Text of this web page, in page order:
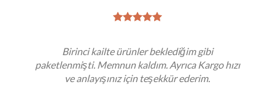
Birinci kailte ürünler beklediğim gibi
paketlenmişti. Memnun kaldım. Ayrıca Kargo hızı
ve anlayışınız için teşekkür ederim.